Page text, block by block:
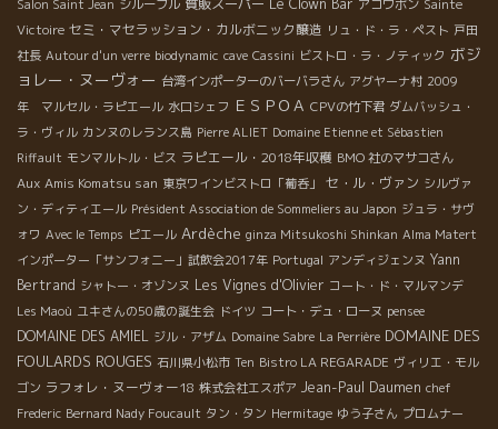
Salon Saint Jean シルーブル 質販スーパー Le Clown Bar アコワボン Sainte
Victoire セミ・マセラッション・カルボニック醸造 リュ・ド・ラ・ペスト 戸田
社長 Autour d'un verre biodynamic cave Cassini ビストロ・ラ・ノティック ボジ
ョレー・ヌーヴォー 台湾インポーターのバーバラさん アグヤーナ村 2009
年 マルセル・ラピエール 水口シェフ ＥＳＰＯＡ CPVの竹下君 ダムバッシュ・
ラ・ヴィル カンヌのレランス島 Pierre ALIET Domaine Etienne et Sébastien
Riffault モンマルトル・ビス ラピエール・2018年収穫 BMO 社のマサコさん
Aux Amis Komatsu san 東京ワインビストロ「葡呑」 セ・ル・ヴァン シルヴァ
ン・ディティエール Président Association de Sommeliers au Japon ジュラ・サヴ
ォワ Avec le Temps ピエール Ardèche ginza Mitsukoshi Shinkan Alma Matert
インポーター「サンフォニー」試飲会2017年 Portugal アンディジェンヌ Yann
Bertrand シャトー・オゾンヌ Les Vignes d'Olivier コート・ド・マルマンデ
Les Maoù ユキさんの50歳の誕生会 ドイツ コート・デュ・ローヌ pensee
DOMAINE DES AMIEL ジル・アザム Domaine Sabre La Perrière DOMAINE DES
FOULARDS ROUGES 石川県小松市 Ten Bistro LA REGARADE ヴィリエ・モル
ゴン ラフォレ・ヌーヴォー18 株式会社エスポア Jean-Paul Daumen chef
Frederic Bernard Nady Foucault タン・タン Hermitage ゆう子さん プロムナー